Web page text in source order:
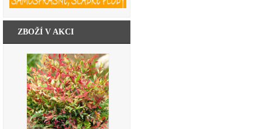
ZBOŽÍ V AKCI